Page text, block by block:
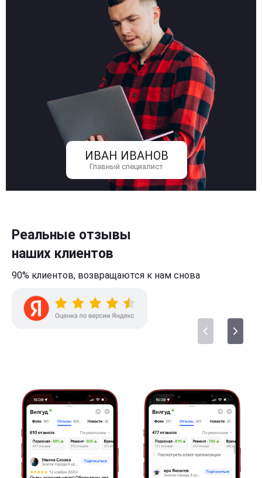
ИВАН ИВАНОВ
Главный специалист
Реальные отзывы
наших клиентов
90% клиентов, возвращаются к нам снова